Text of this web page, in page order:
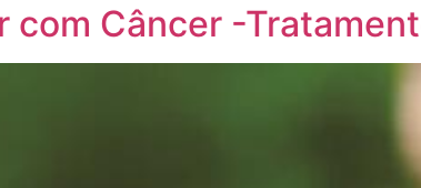
com Câncer -